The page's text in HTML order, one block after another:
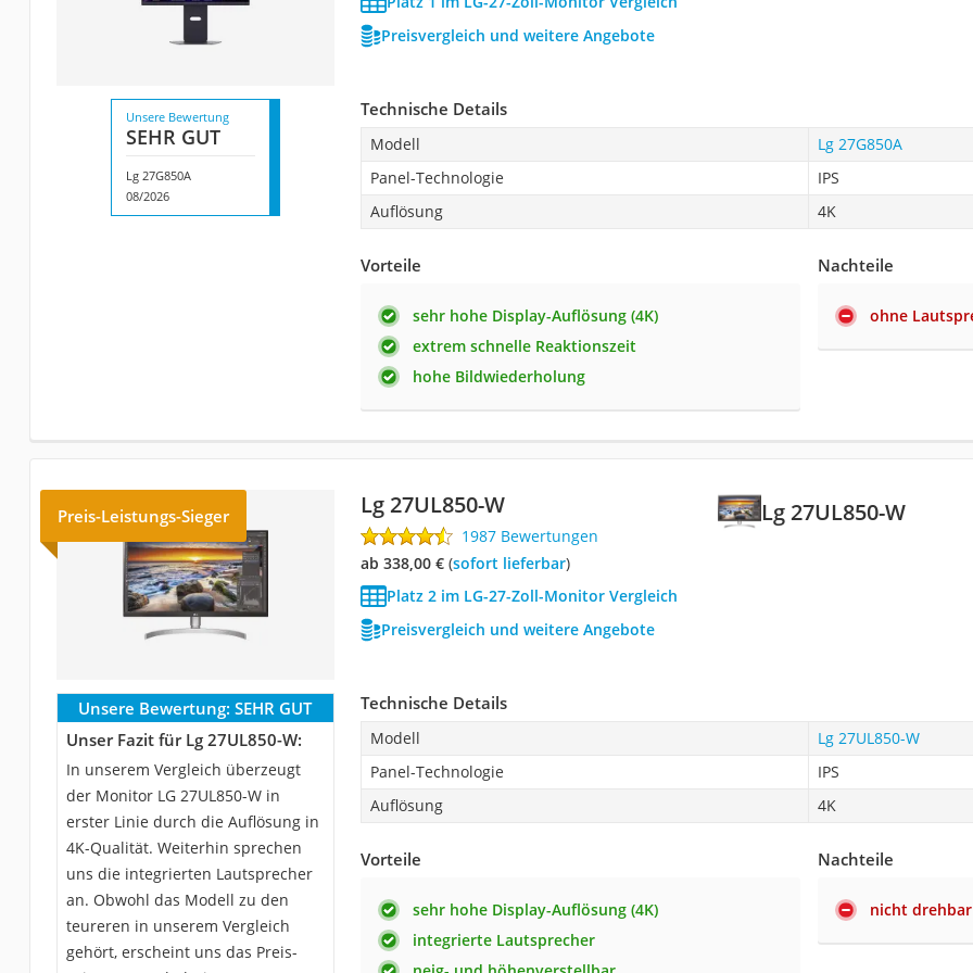
Preisvergleich und weitere Angebote
Unsere Bewertung
SEHR GUT
Lg 27G850A
08/2026
Technische Details
Modell
Lg 27G850A
Panel-Technologie
IPS
Auflösung
4K
Vorteile
sehr hohe Display-Auflösung (4K)
extrem schnelle Reaktionszeit
hohe Bildwiederholung
Nachteile
ohne
Lg 27UL850-W
Preis-Leistungs-Sieger Lg 27UL850-W
1987 Bewertungen
ab 338,00 €( Sofort lieferbar)
Platz 2 im LG-27-Zoll-Monitor Vergleich
Preisvergleich und weitere Angebote
Unsere Bewertung: SEHR GUT
Unser Fazit für Lg 27UL850-W:
In unserem Vergleich überzeugt
der Monitor LG 27UL850-W in
erster Linie durch die Auflösung in
4K-Qualität. Weiterhin sprechen
uns die integrierten Lautsprecher
an. Obwohl das Modell zu den
teureren in unserem Vergleich
gehört, erscheint uns das Preis-
Technische Details
Modell
Lg 27UL850-W
Panel-Technologie
IPS
Auflösung
4K
Vorteile
sehr hohe Display-Auflösung (4K)
integrierte Lautsprecher
Nachteile
nicht drehbar